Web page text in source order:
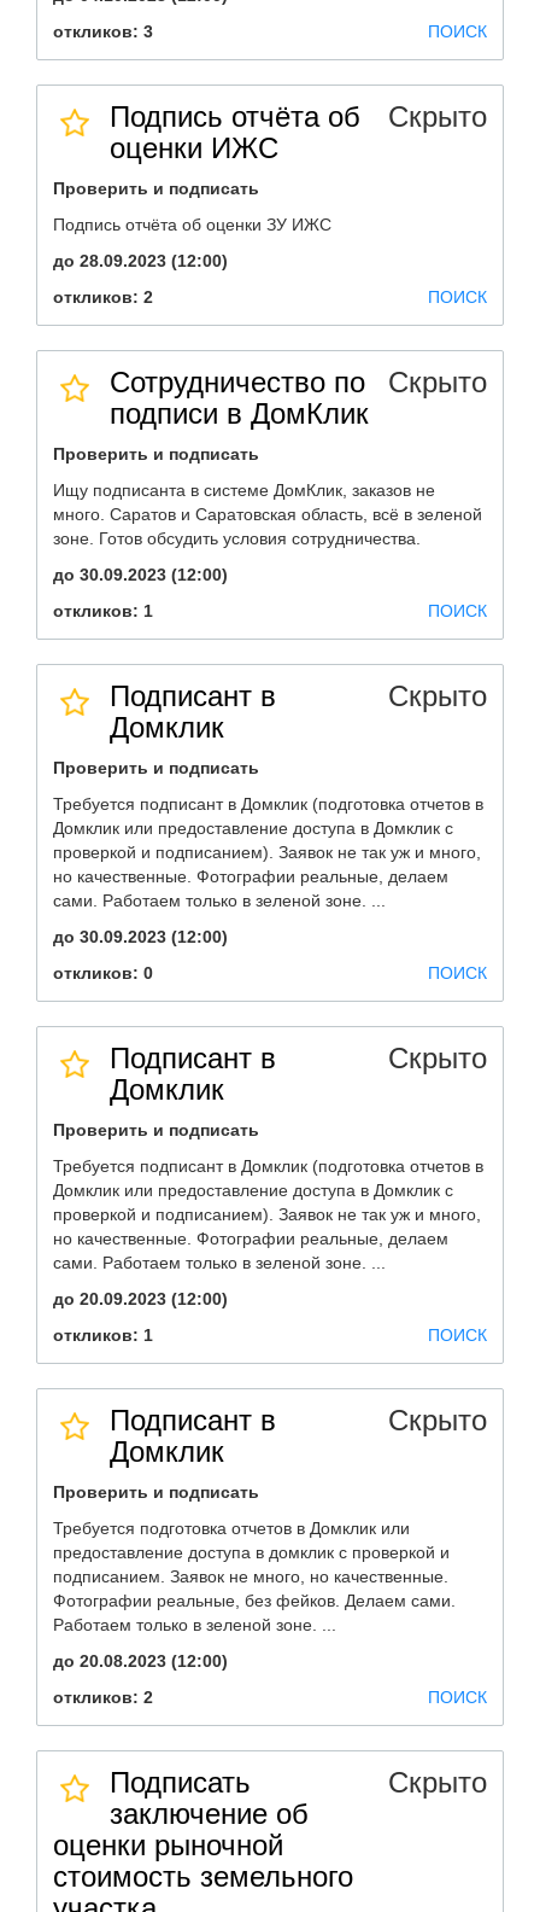
откликов: 3
ПОИСК
Подпись отчёта об
оценки ИЖС
Скрыто
Проверить и подписать
Подпись отчёта об оценки ЗУ ИЖС
до 28.09.2023 (12:00)
откликов: 2
ПОИСК
Сотрудничество по
подписи в ДомКлик
Скрыто
Проверить и подписать
Ищу подписанта в системе ДомКлик, заказов не
много. Саратов и Саратовская область, всё в зеленой
зоне. Готов обсудить условия сотрудничества.
до 30.09.2023 (12:00)
откликов: 1
ПОИСК
Подписант в
Домклик
Скрыто
Проверить и подписать
Требуется подписант в Домклик (подготовка отчетов в
Домклик или предоставление доступа в Домклик с
проверкой и подписанием). Заявок не так уж и много,
но качественные. Фотографии реальные, делаем
сами. Работаем только в зеленой зоне. ...
до 30.09.2023 (12:00)
откликов: 0
ПОИСК
Подписант в
Домклик
Скрыто
Проверить и подписать
Требуется подписант в Домклик (подготовка отчетов в
Домклик или предоставление доступа в Домклик с
проверкой и подписанием). Заявок не так уж и много,
но качественные. Фотографии реальные, делаем
сами. Работаем только в зеленой зоне. ...
до 20.09.2023 (12:00)
откликов: 1
ПОИСК
Подписант в
Домклик
Скрыто
Проверить и подписать
Требуется подготовка отчетов в Домклик или
предоставление доступа в домклик с проверкой и
подписанием. Заявок не много, но качественные.
Фотографии реальные, без фейков. Делаем сами.
Работаем только в зеленой зоне. ...
до 20.08.2023 (12:00)
откликов: 2
ПОИСК
Подписать
заключение об
оценки рыночной
стоимость земельного
Скрыто